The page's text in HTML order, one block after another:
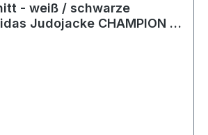
- weiß / schwarze
Judojacke CHAMPION III